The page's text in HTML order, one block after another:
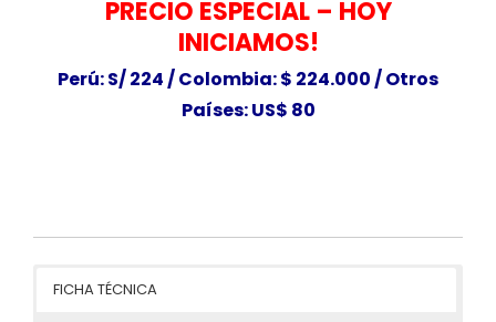
PRECIO ESPECIAL – HOY
INICIAMOS!
Perú: S/ 224 /Colombia: $ 224.000 /Otros
Países: US$ 80
FICHA TÉCNICA